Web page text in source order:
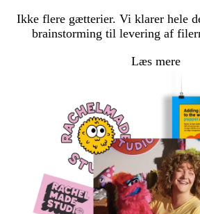
Ikke flere gætterier. Vi klarer hele
brainstorming til levering af
Læs mere